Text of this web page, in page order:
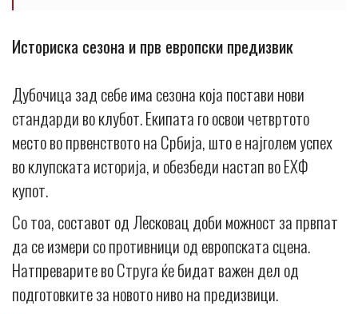
Историска сезона и прв европски предизвик
Дубочица зад себе има сезона која постави нови
стандарди во клубот. Екипата го освои четвртото
место во првенството на Србија, што е најголем успех
во клупската историја, и обезбеди настап во ЕХФ
купот.
Со тоа, составот од Лесковац доби можност за првпат
да се измери со противници од европската сцена.
Натпреварите во Струга ќе бидат важен дел од
подготовките за новото ниво на предизвици.